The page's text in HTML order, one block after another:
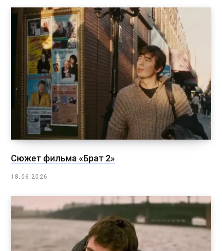
Сюжет фильма «Брат 2»
18.06.2026